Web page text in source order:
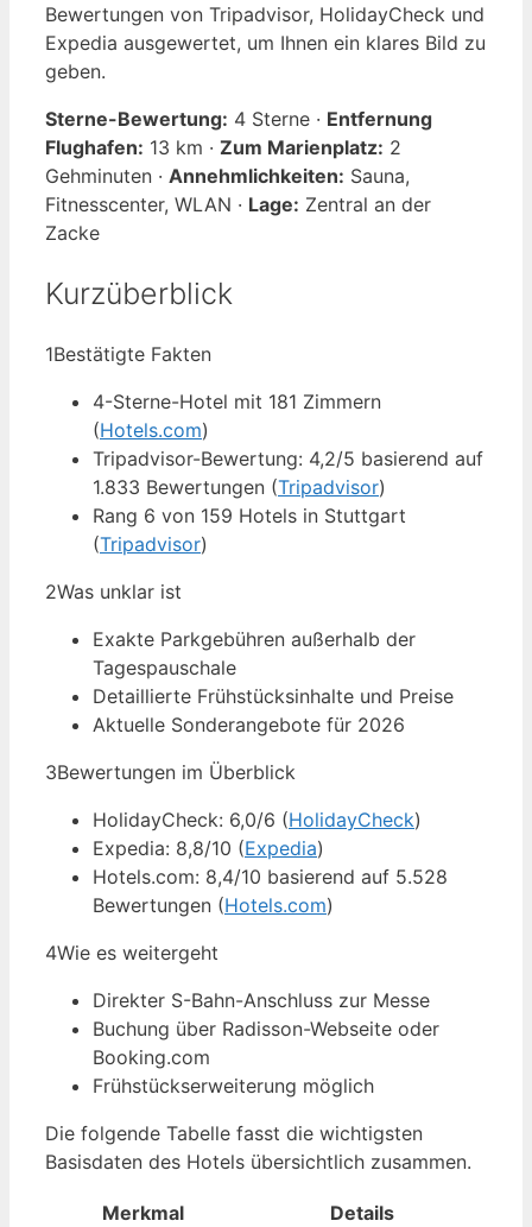
Bewertungen von Tripadvisor, HolidayCheck und
Expedia ausgewertet, um Ihnen ein klares Bild zu
geben.
Sterne-Bewertung: 4 Sterne · Entfernung
Flughafen: 13 km · Zum Marienplatz: 2
Gehminuten · Annehmlichkeiten: Sauna,
Fitnesscenter, WLAN · Lage: Zentral an der
Zacke
Kurzüberblick
1Bestätigte Fakten
4-Sterne-Hotel mit 181 Zimmern
(Hotels.com)
Tripadvisor-Bewertung: 4,2/5 basierend auf
1.833 Bewertungen (Tripadvisor)
Rang 6 von 159 Hotels in Stuttgart
(Tripadvisor)
2Was unklar ist
Exakte Parkgebühren außerhalb der
Tagespauschale
Detaillierte Frühstücksinhalte und Preise
Aktuelle Sonderangebote für 2026
3Bewertungen im Überblick
HolidayCheck: 6,0/6 (HolidayCheck)
Expedia: 8,8/10 (Expedia)
Hotels.com: 8,4/10 basierend auf 5.528
Bewertungen (Hotels.com)
4Wie es weitergeht
Direkter S-Bahn-Anschluss zur Messe
Buchung über Radisson-Webseite oder
Booking.com
Frühstückserweiterung möglich
Die folgende Tabelle fasst die wichtigsten
Basisdaten des Hotels übersichtlich zusammen.
Merkmal
Details